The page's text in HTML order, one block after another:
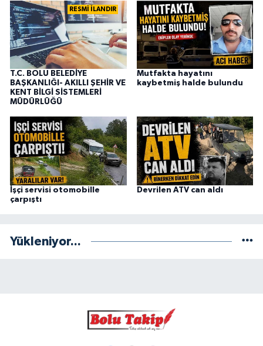
RESMİ İLANDIR
T.C. BOLU BELEDİYE
BAŞKANLIĞI- AKILLI ŞEHİR VE
KENT BİLGİ SİSTEMLERİ
MÜDÜRLÜĞÜ
Mutfakta hayatını
kaybetmiş halde bulundu
İşçi servisi otomobille
çarpıştı
Devrilen ATV can aldı
Yükleniyor...